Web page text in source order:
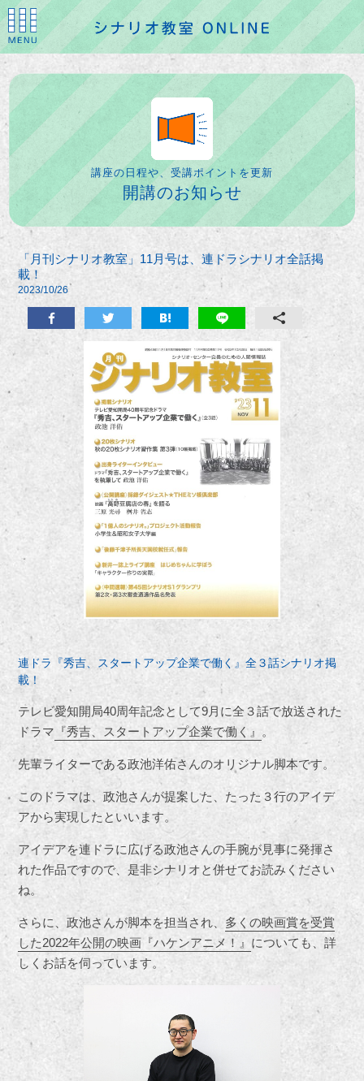
講座の日程や、受講ポイントを更新
開講のお知らせ
「月刊シナリオ教室」11月号は、連ドラシナリオ全話掲
載！
2023/10/26
連ドラ『秀吉、スタートアップ企業で働く』全３話シナリオ掲
載！
テレビ愛知開局40周年記念として9月に全３話で放送された
ドラマ 『秀吉、スタートアップ企業で働く』 。
先輩ライターである政池洋佑さんのオリジナル脚本です。
このドラマは、政池さんが提案した、たった３行のアイデ
アから実現したといいます。
アイデアを連ドラに広げる政池さんの手腕が見事に発揮さ
れた作品ですので、是非シナリオと併せてお読みください
ね。
さらに、政池さんが脚本を担当され、 多くの映画賞を受賞
した2022年公開の映画『ハケンアニメ！』 についても、詳
しくお話を伺っています。